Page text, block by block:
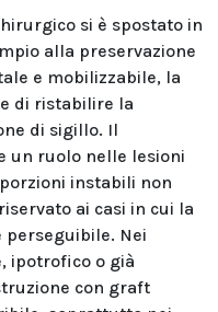
si è spostato in
alla preservazione
e mobilizzabile, la
di ristabilire la
di sigillo. Il
un ruolo nelle lesioni
instabili non
ai casi in cui la
perseguibile. Nei
ipotrofico o già
con graft